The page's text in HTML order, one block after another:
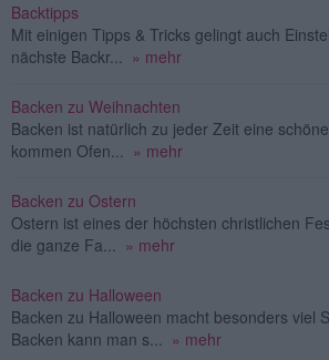
Backtipps
Mit einigen Tipps & Tricks gelingt auch
nächste Backr... » mehr
Backen zu Weihnachten
Backen ist natürlich zu jeder Zeit eine
kommen Ofen... » mehr
Backen zu Ostern
Ostern ist eines der höchsten christlichen
die ganze Fa... » mehr
Backen zu Halloween
Backen zu Halloween macht besonders viel
Backen kann man s... » mehr